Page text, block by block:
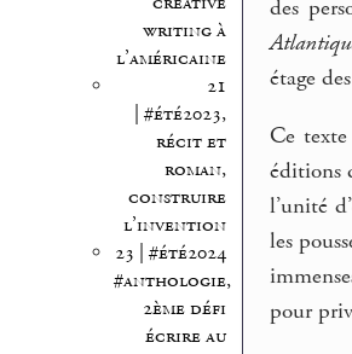
writing à
l’américaine
21
| #été2023,
récit et
roman,
construire
l’invention
23 | #été2024
#anthologie,
2ème défi
écrire au
des
étage
Ce
éditions
l’unité
les
pour